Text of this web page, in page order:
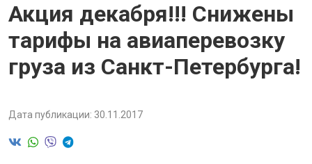
Акция декабря!!! Снижены
тарифы на авиаперевозку
груза из Санкт-Петербурга!
Дата публикации: 30.11.2017